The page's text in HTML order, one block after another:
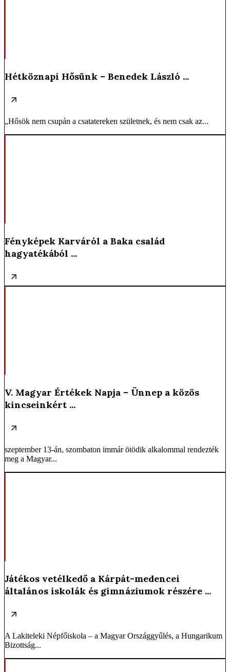
Hétköznapi Hősünk – Benedek László ...
„Hősök nem csupán a csatatereken születnek, és nem csak az...
Fényképek Karváról a Baka család
hagyatékából ...
V. Magyar Értékek Napja – Ünnep a közös
kincseinkért ...
szeptember 13-án, szombaton immár ötödik alkalommal rendezték
meg a Magyar...
Játékos vetélkedő a Kárpát-medencei
általános iskolák és gimnáziumok részére ...
A Lakiteleki Népfőiskola – a Magyar Országgyűlés, a Hungarikum
Bizottság...